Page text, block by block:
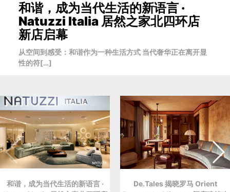
和谐，成为当代生活的新语言 ·
Natuzzi Italia 居然之家北四环店
新店启幕
从空间到感受：和谐作为一种生活方式 当代奢华正在离开显
性的符[…]
和谐，成为当代生活的新语言 ·
De.Tales 揭晓罗马 Orient